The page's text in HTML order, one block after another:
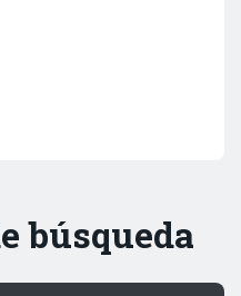
búsqueda